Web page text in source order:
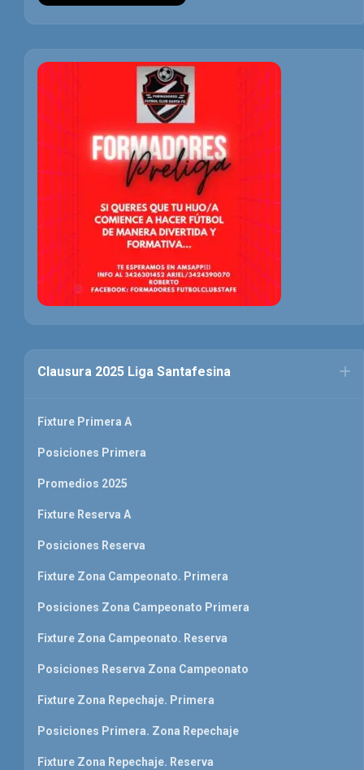
Clausura 2025 Liga Santafesina
Fixture Primera A
Posiciones Primera
Promedios 2025
Fixture Reserva A
Posiciones Reserva
Fixture Zona Campeonato. Primera
Posiciones Zona Campeonato Primera
Fixture Zona Campeonato. Reserva
Posiciones Reserva Zona Campeonato
Fixture Zona Repechaje. Primera
Posiciones Primera. Zona Repechaje
Fixture Zona Repechaje. Reserva